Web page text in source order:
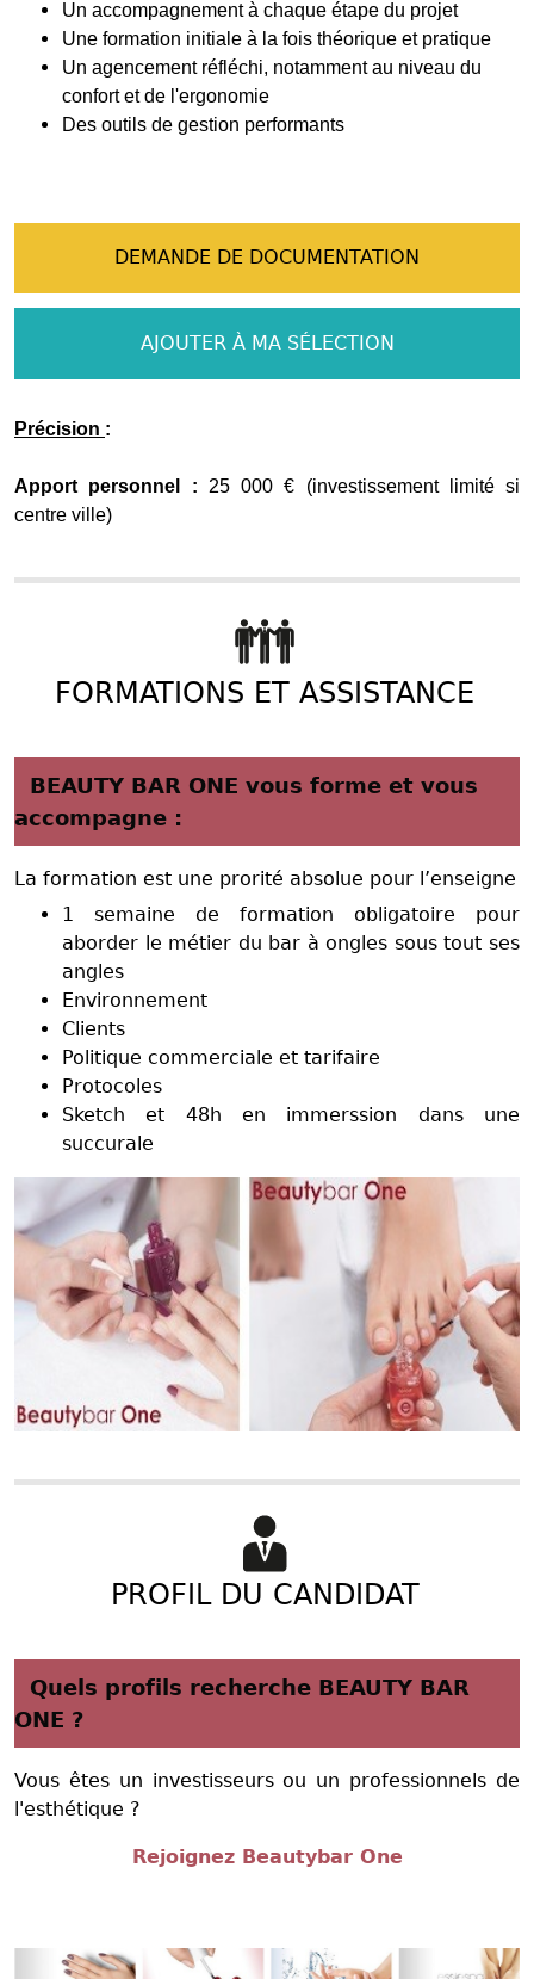
Un accompagnement à chaque étape du projet
Une formation initiale à la fois théorique et pratique
Un agencement réfléchi, notamment au niveau du
confort et de l'ergonomie
Des outils de gestion performants
DEMANDE DE DOCUMENTATION
AJOUTER À MA SÉLECTION
Précision :
Apport personnel : 25 000 € (investissement limité si
centre ville)
FORMATIONS ET ASSISTANCE
BEAUTY BAR ONE vous forme et vous
accompagne :
La formation est une prorité absolue pour l’enseigne
1 semaine de formation obligatoire pour
aborder le métier du bar à ongles sous tout ses
angles
Environnement
Clients
Politique commerciale et tarifaire
Protocoles
Sketch et 48h en immerssion dans une
succurale
PROFIL DU CANDIDAT
Quels profils recherche BEAUTY BAR
ONE ?
Vous êtes un investisseurs ou un professionnels de
l'esthétique ?
Rejoignez Beautybar One